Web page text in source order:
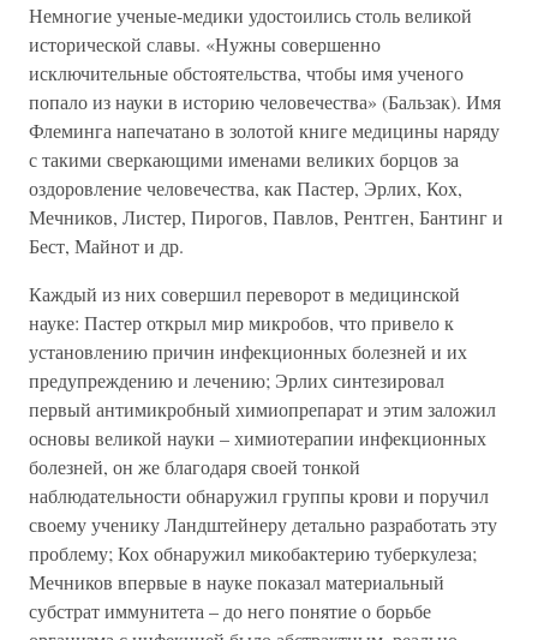
Немногие ученые-медики удостоились столь великой
исторической славы. «Нужны совершенно
исключительные обстоятельства, чтобы имя ученого
попало из науки в историю человечества» (Бальзак). Имя
Флеминга напечатано в золотой книге медицины наряду
с такими сверкающими именами великих борцов за
оздоровление человечества, как Пастер, Эрлих, Кох,
Мечников, Листер, Пирогов, Павлов, Рентген, Бантинг и
Бест, Майнот и др.
Каждый из них совершил переворот в медицинской
науке: Пастер открыл мир микробов, что привело к
установлению причин инфекционных болезней и их
предупреждению и лечению; Эрлих синтезировал
первый антимикробный химиопрепарат и этим заложил
основы великой науки – химиотерапии инфекционных
болезней, он же благодаря своей тонкой
наблюдательности обнаружил группы крови и поручил
своему ученику Ландштейнеру детально разработать эту
проблему; Кох обнаружил микобактерию туберкулеза;
Мечников впервые в науке показал материальный
субстрат иммунитета – до него понятие о борьбе